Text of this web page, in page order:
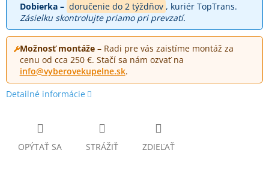
Dobierka – doručenie do 2 týždňov , kuriér TopTrans.
Zásielku skontrolujte priamo pri prevzatí.
Možnosť montáže– Radi pre vás zaistíme montáž za
cenu od cca 250 €. Stačí sa nám ozvať na
info@vyberovekupelne.sk.
Detailné informácie
OPÝTAŤ SA STRÁŽIŤ ZDIEĽAŤ